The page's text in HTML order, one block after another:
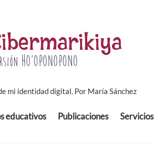
mi identidad digital. Por María Sánchez
educativos Publicaciones Servicios